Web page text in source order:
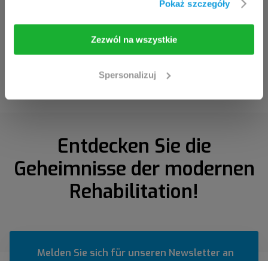
Pokaż szczegóły
Zezwól na wszystkie
Spersonalizuj
Ich wähle mich ein Leiten Sie mich zurück
Electrode Placement
Entdecken Sie die
Geheimnisse der modernen
Rehabilitation!
Melden Sie sich für unseren Newsletter an